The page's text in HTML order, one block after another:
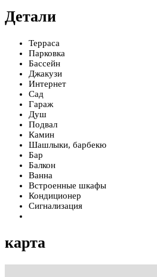
Детали
Терраса
Парковка
Бассейн
Джакузи
Интернет
Сад
Гараж
Душ
Подвал
Камин
Шашлыки, барбекю
Бар
Балкон
Ванна
Встроенные шкафы
Кондиционер
Сигнализация
карта